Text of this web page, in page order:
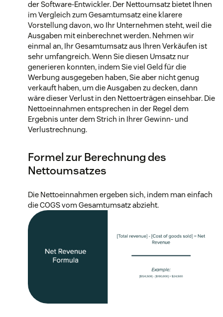
der Software-Entwickler. Der Nettoumsatz bietet Ihnen
im Vergleich zum Gesamtumsatz eine klarere
Vorstellung davon, wo Ihr Unternehmen steht, weil die
Ausgaben mit einberechnet werden. Nehmen wir
einmal an, Ihr Gesamtumsatz aus Ihren Verkäufen ist
sehr umfangreich. Wenn Sie diesen Umsatz nur
generieren konnten, indem Sie viel Geld für die
Werbung ausgegeben haben, Sie aber nicht genug
verkauft haben, um die Ausgaben zu decken, dann
wäre dieser Verlust in den Nettoerträgen einsehbar. Die
Nettoeinnahmen entsprechen in der Regel dem
Ergebnis unter dem Strich in Ihrer Gewinn- und
Verlustrechnung.
Formel zur Berechnung des
Nettoumsatzes
Die Nettoeinnahmen ergeben sich, indem man einfach
die COGS vom Gesamtumsatz abzieht.